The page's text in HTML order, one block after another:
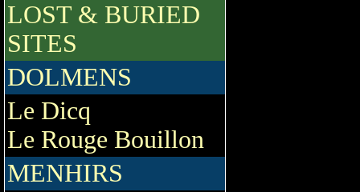
LOST & BURIED
SITES
DOLMENS
Le Dicq
Le Rouge Bouillon
MENHIRS